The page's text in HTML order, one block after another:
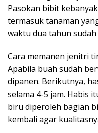
Pasokan bibit
termasuk tanaman
waktu dua tahun
Cara memanen jenitri
Apabila buah sudah
dipanen. Berikutnya,
selama 4-5 jam. Habis
biru diperoleh bagian
kembali agar